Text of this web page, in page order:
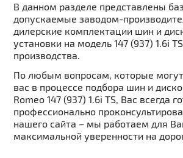
В данном разделе представлены
допускаемые заводом-
дилерские комплектации шин и
установки на модель 147 (937) 1.6i
производства.
По любым вопросам, которые могут
вас в процессе подбора шин и
Romeo 147 (937) 1.6i TS, Вас всегда
профессионально
нашего сайта – мы работаем для
максимальной уверенности на